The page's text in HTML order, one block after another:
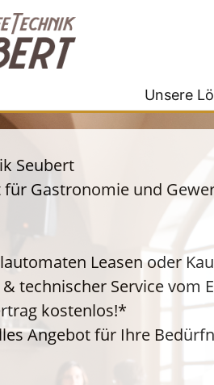
Unsere
Seubert
für Gastronomie und
Leasen oder
technischer Service vom
kostenlos!*
Angebot für Ihre